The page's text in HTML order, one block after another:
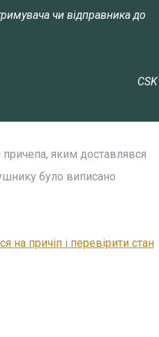
чи відправника до
CSK
яким доставлявся
було виписано
на причіп і перевірити стан